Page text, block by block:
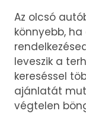
Az olcsó
könnyebb,
leveszik a
kereséssel
ajánlatát
végtelen